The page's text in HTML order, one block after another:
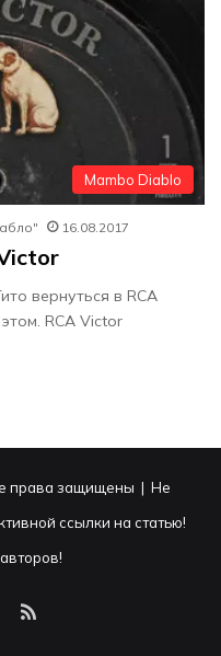
Mambo Diablo
16.08.2017
вернуться в RCA
RCA Victor
права защищены | Не
ссылки на статью!